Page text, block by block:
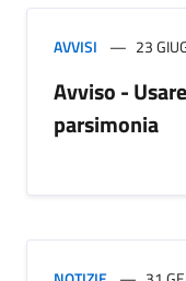
AVVISI 23
Avviso -
parsimonia